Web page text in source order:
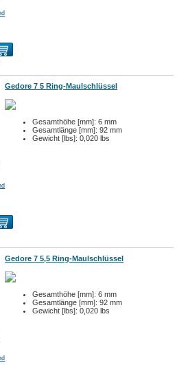
Gedore 7 5 Ring-Maulschlüssel
Gesamthöhe [mm]: 6 mm
Gesamtlänge [mm]: 92 mm
Gewicht [lbs]: 0,020 lbs
Gedore 7 5,5 Ring-Maulschlüssel
Gesamthöhe [mm]: 6 mm
Gesamtlänge [mm]: 92 mm
Gewicht [lbs]: 0,020 lbs